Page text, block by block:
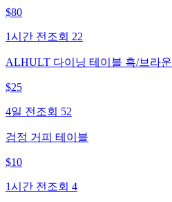
$80
1시간 전 조회 22
ALHULT 다이닝 테이블 흑/브라운
$25
4일 전 조회 52
검정 거피 테이블
$10
1시간 전 조회 4